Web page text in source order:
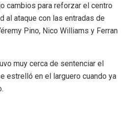
cambios para reforzar el centro
al ataque con las entradas de
Pino, Nico Williams y Ferran
muy cerca de sentenciar el
estrelló en el larguero cuando ya